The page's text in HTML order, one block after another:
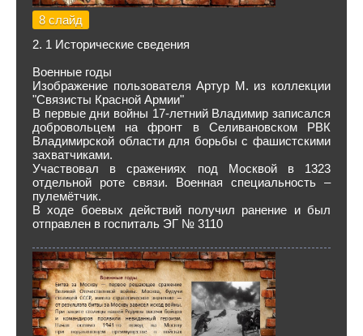
8 слайд
2. 1 Исторические сведения
Военные годы
Изображение пользователя Артур М. из коллекции
"Связисты Красной Армии"
В первые дни войны 17-летний Владимир записался
добровольцем на фронт в Селивановском РВК
Владимирской области для борьбы с фашистскими
захватчиками.
Участвовал в сражениях под Москвой в 1323
отдельной роте связи. Военная специальность –
пулемётчик.
В ходе боевых действий получил ранение и был
отправлен в госпиталь ЭГ № 3110